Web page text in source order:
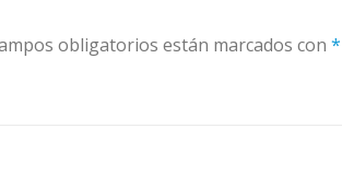
obligatorios están marcados con *